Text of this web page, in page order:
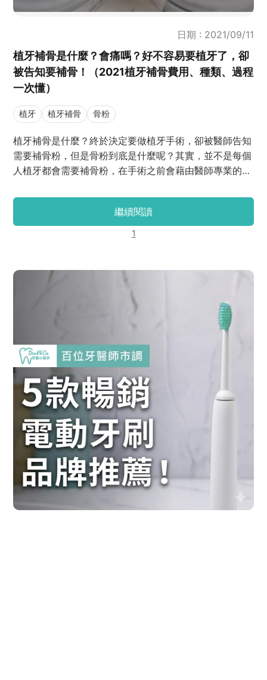
日期 : 2021/09/11
植牙補骨是什麼？會痛嗎？好不容易要植牙了，卻
被告知要補骨！（2021植牙補骨費用、種類、過程
一次懂）
植牙 植牙補骨 骨粉
植牙補骨是什麼？終於決定要做植牙手術，卻被醫師告知
需要補骨粉，但是骨粉到底是什麼呢？其實，並不是每個
人植牙都會需要補骨粉，在手術之前會藉由醫師專業的評
麼，還有植牙補骨的費用以及種類吧！
繼續閱讀
1